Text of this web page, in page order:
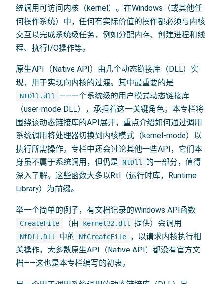
统调用可访问内核（kernel）。在Windows（或其他任
何操作系统）中，任何有实际价值的操作都必须与内核
交互以完成系统级任务，例如分配内存、创建进程和线
程、执行I/O操作等。
原生API（Native API）由几个动态链接库（DLL）实
现，用于实现向内核的过渡。其中最重要的是
NtDll.dll
——一个系统级的用户模式动态链接库
（user-mode DLL），承担着这一关键角色。本专栏将
围绕该动态链接库的API展开，重点介绍如何通过调用
系统调用将处理器切换到内核模式（kernel-mode）以
执行所需操作。专栏中还会讨论其他一些API，它们本
身虽不属于系统调用，但仍是
NtDll
的一部分，值得
深入了解。这些函数大多以Rtl（运行时库，Runtime
Library）为前缀。
举一个简单的例子，有文档记录的Windows API函数
CreateFile （由 kernel32.dll 提供）会调用
NtDll.Dll 中的 NtCreateFile
，以请求内核执行相
关操作。大多数原生API（Native API）都没有官方文
档——这也是本专栏编写的初衷。